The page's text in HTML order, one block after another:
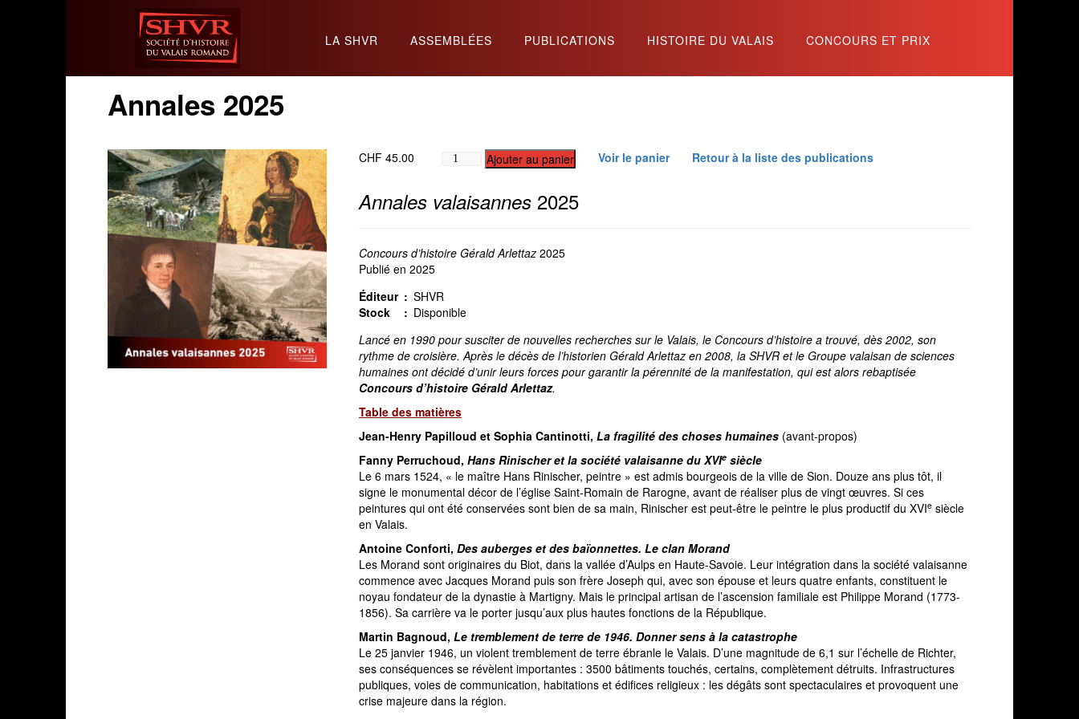
SHVR
LA SHVR ASSEMBLÉES PUBLICATIONS HISTOIRE DU VALAIS CONCOURS ET PRIX
Annales 2025
CHF 45.00
quantité
2025
Ajouter au panier Voir le panier Retour à la liste des publications
Annales valaisannes 2025
Concours d’histoire Gérald Arlettaz 2025
Publié en 2025
Éditeur : SHVR
Stock
: Disponible
Lancé en 1990 pour susciter de nouvelles recherches sur le Valais, le Concours d’histoire a trouvé, dès 2002, son
rythme de croisière. Après le décès de l’historien Gérald Arlettaz en 2008, la SHVR et le Groupe valaisan de sciences
humaines ont décidé d’unir leurs forces pour garantir la pérennité de la manifestation, qui est alors rebaptisée
Concours d’histoire Gérald Arlettaz.
Table des matières
Jean-Henry Papilloud et Sophia Cantinotti, La fragilité des choses humaines (avant-propos)
Fanny Perruchoud, Hans Rinischer et la société valaisanne du XVIe siècle
Le 6 mars 1524, « le maître Hans Rinischer, peintre » est admis bourgeois de la ville de Sion. Douze ans plus tôt, il
signe le monumental décor de l’église Saint-Romain de Rarogne, avant de réaliser plus de vingt œuvres. Si ces
peintures qui ont été conservées sont bien de sa main, Rinischer est peut-être le peintre le plus productif du XVIe siècle
en Valais.
Antoine Conforti, Des auberges et des baïonnettes. Le clan Morand
Les Morand sont originaires du Biot, dans la vallée d’Aulps en Haute-Savoie. Leur intégration dans la société valaisanne
commence avec Jacques Morand puis son frère Joseph qui, avec son épouse et leurs quatre enfants, constituent le
noyau fondateur de la dynastie à Martigny. Mais le principal artisan de l’ascension familiale est Philippe Morand (1773-
1856). Sa carrière va le porter jusqu’aux plus hautes fonctions de la République.
Martin Bagnoud, Le tremblement de terre de 1946. Donner sens à la catastrophe
Le 25 janvier 1946, un violent tremblement de terre ébranle le Valais. D’une magnitude de 6,1 sur l’échelle de Richter,
ses conséquences se révèlent importantes : 3500 bâtiments touchés, certains, complètement détruits. Infrastructures
publiques, voies de communication, habitations et édifices religieux : les dégâts sont spectaculaires et provoquent une
crise majeure dans la région.